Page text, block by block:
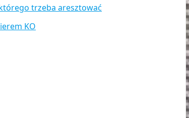
trzeba aresztować
KO